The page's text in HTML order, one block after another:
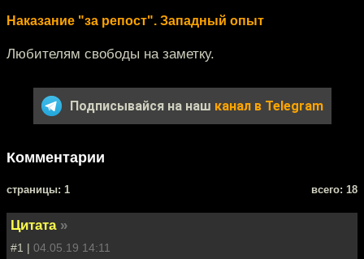
Наказание "за репост". Западный опыт
Любителям свободы на заметку.
Подписывайся на наш канал в Telegram
Комментарии
cтраницы: 1 всего: 18
Цитата »
#1 | 04.05.19 14:11